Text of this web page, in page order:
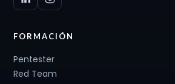
FORMACIÓN
Pentester
Red Team